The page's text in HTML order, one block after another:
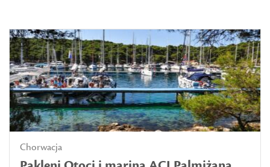
Chorwacja